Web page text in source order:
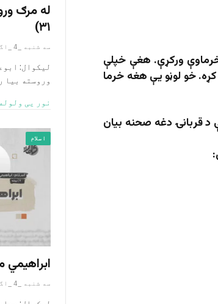
ورکړې. هغې خپلې
کړه. خو لوڼو یې هغه خرما
د قربانۍ دغه صحنه بیان
له مرګ
۳۱)
سه شنبه _4 _اگست _2026AH 4-8-2026AD
لیکوال:
وروسته بیا
نور یی ولوله
اسلام
ابراهيمي
سه شنبه _4 _اگست _2026AH 4-8-2026AD